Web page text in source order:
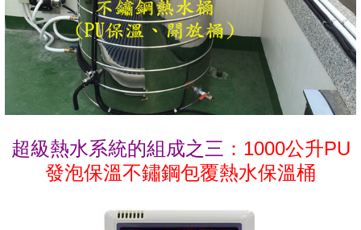
超級熱水系統的組成之三 ：1000公升PU
發泡保溫不鏽鋼包覆熱水保溫桶